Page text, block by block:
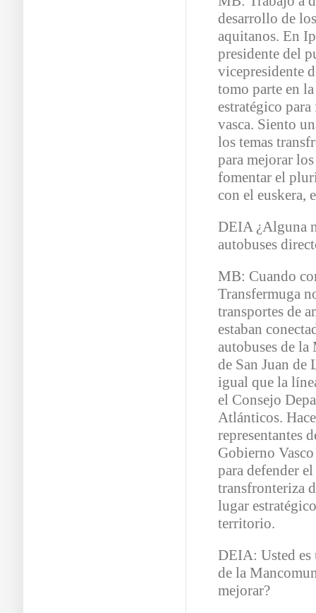
desarrollo de
aquitanos. En
presidente del
vicepresidente
tomo parte en
estratégico
vasca. Siento
los temas
para mejorar
fomentar el
con el euskera,
DEIA ¿Alguna
autobuses
MB: Cuando
Transfermuga
transportes de
estaban
autobuses de la
de San Juan de
igual que la
el Consejo
Atlánticos.
representantes
Gobierno
para defender
transfronteriza
lugar
territorio.
DEIA: Usted es
de la
mejorar?